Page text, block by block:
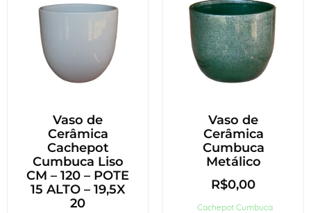
Vaso de
Cerâmica
Cachepot
Cumbuca Liso
CM – 120 – POTE
15 ALTO – 19,5X
20
Vaso de
Cerâmica
Cumbuca
Metálico
R$0,00
Cachepot Cumbuca